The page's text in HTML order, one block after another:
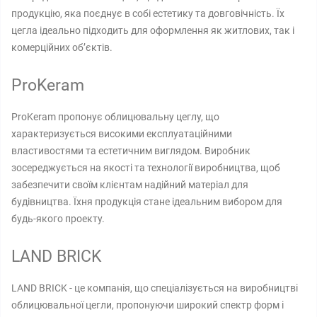
продукцію, яка поєднує в собі естетику та довговічність. Їх
цегла ідеально підходить для оформлення як житлових, так і
комерційних об’єктів.
ProKeram
ProKeram пропонує облицювальну цеглу, що
характеризується високими експлуатаційними
властивостями та естетичним виглядом. Виробник
зосереджується на якості та технології виробництва, щоб
забезпечити своїм клієнтам надійний матеріал для
будівництва. Їхня продукція стане ідеальним вибором для
будь-якого проекту.
LAND BRICK
LAND BRICK - це компанія, що спеціалізується на виробництві
облицювальної цегли, пропонуючи широкий спектр форм і